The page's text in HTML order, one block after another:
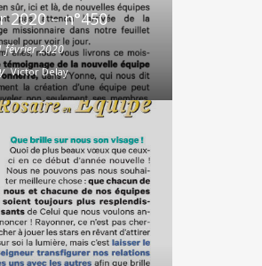
2020 – n°450
février 2020
Victor Delay